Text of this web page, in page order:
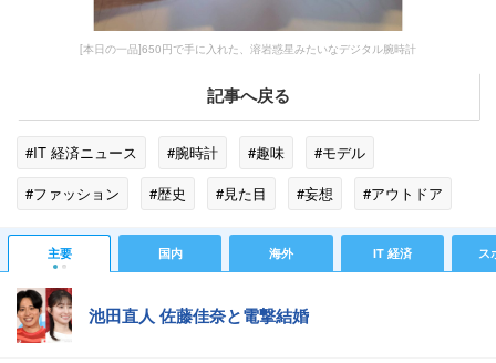
[本日の一品]650円で手に入れた、溶岩惑星みたいなデジタル腕時計
記事へ戻る
#IT 経済ニュース #腕時計 #趣味
#モデル
#ファッション
#歴史 #見た目 #妄想
#アウトドア
#ガジェット
#賞味期限 #玩具 #LED
#G-SHOCK
#中国
#シチズン
主要 国内 海外 IT 経済 ス
池田直人 佐藤佳奈と電撃結婚